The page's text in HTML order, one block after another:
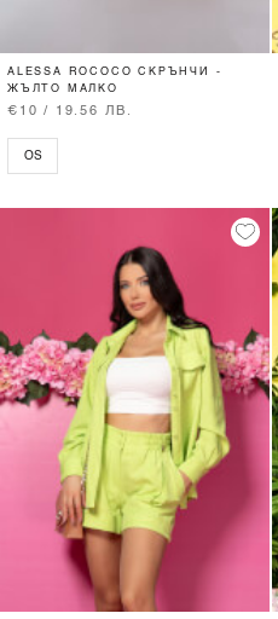
ALESSA ROCOCO СКРЪНЧИ -
ЖЪЛТО МАЛКО
€10 / 19.56 ЛВ.
OS